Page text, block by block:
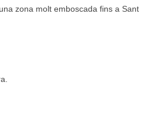
zona molt emboscada fins a Sant